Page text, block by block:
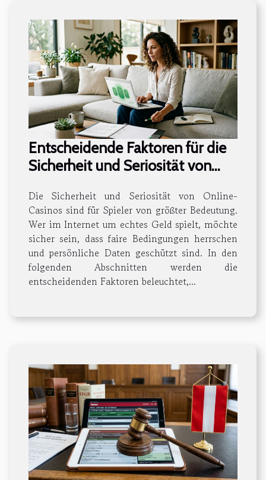
Entscheidende Faktoren für die
Sicherheit und Seriosität von
Die Sicherheit und Seriosität von Online-
Casinos sind für Spieler von größter Bedeutung.
Wer im Internet um echtes Geld spielt, möchte
sicher sein, dass faire Bedingungen herrschen
und persönliche Daten geschützt sind. In den
folgenden Abschnitten werden die
entscheidenden Faktoren beleuchtet,...